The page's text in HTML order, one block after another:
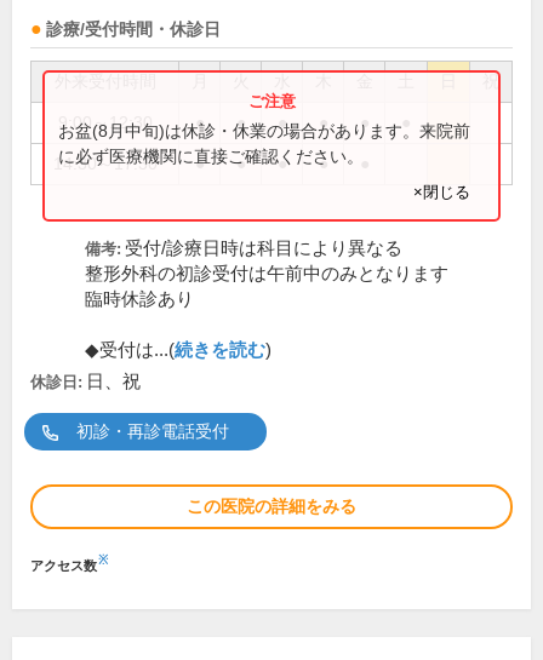
診療/受付時間・休診日
祝
9:00～12:30 ● ● ● ● ●
14:30～17:30 ● ● ● ●
お盆(8月中旬)は休診・休業の場合があります。来院前
に必ず医療機関に直接ご確認ください。
×閉じる
備考: 受付/診療日時は科目により異なる
整形外科の初診受付は午前中のみとなります
臨時休診あり
◆受付は...(続きを読む)
休診日: 日、祝
初診・再診電話受付
この医院の詳細をみる
アクセス数※